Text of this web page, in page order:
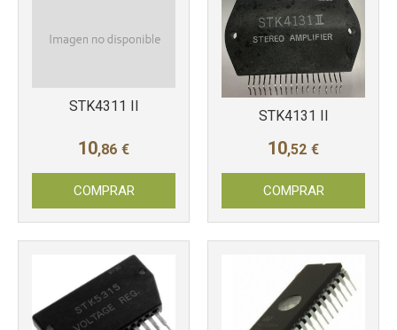
STK4311 II
10,86 €
COMPRAR
STK4131 II
10,52 €
COMPRAR